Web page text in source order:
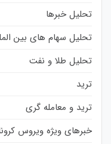
تحلیل خبرها
تحلیل سهام های بین
تحلیل طلا و نفت
ترید
ترید و معامله گری
خبرهای ویژه ویروس